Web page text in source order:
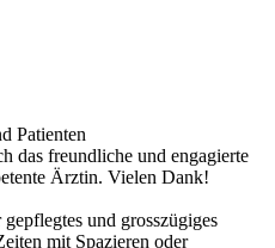
Patienten
das freundliche und engagierte
Ärztin. Vielen Dank!
und grosszügiges
mit Spazieren oder